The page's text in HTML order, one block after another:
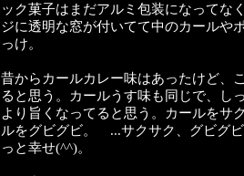
ック菓子はまだアルミ包装になってな
ジに透明な窓が付いてて中のカールや
っけ。
昔からカールカレー味はあったけど、
ると思う。カールうす味も同じで、し
より旨くなってると思う。カールをサ
ルをグビグビ。 ...サクサク、グビグ
っと幸せ(^^)。